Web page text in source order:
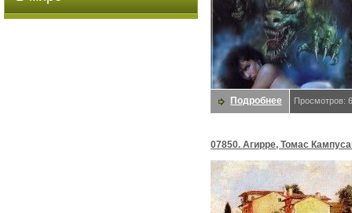
Подробнее Просмотров:
07850. Агирре, Томас